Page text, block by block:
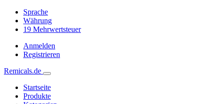
Sprache
Währung
19 Mehrwertsteuer
Anmelden
Registrieren
Remicals.de
Startseite
Produkte